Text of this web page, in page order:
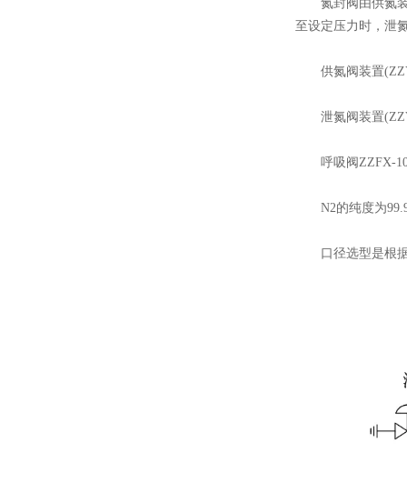
氮封阀由供氮装
至设定压力时，泄
供氮阀装置
泄氮阀装置
呼吸阀ZZFX-10
N2的纯度为
口径选型是根据